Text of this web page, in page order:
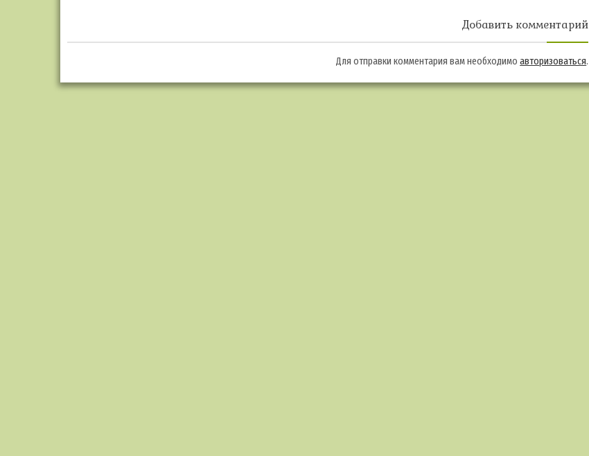
Добавить комментарий
Для отправки комментария вам необходимоавторизоваться.